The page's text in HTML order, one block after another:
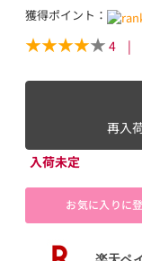
獲得ポイント：
4 |
再入
入荷未定
お気に入りに